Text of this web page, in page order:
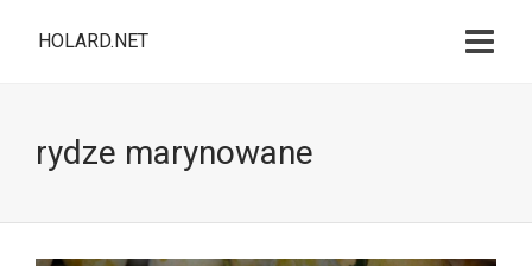
HOLARD.NET
rydze marynowane